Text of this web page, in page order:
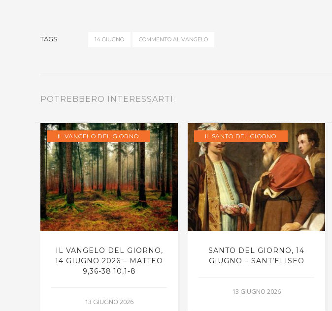
TAGS 14 GIUGNO COMMENTO AL VANGELO
POTREBBERO INTERESSARTI:
IL VANGELO DEL GIORNO
IL VANGELO DEL GIORNO,
14 GIUGNO 2026 – MATTEO
9,36-38.10,1-8
13 GIUGNO 2026
IL SANTO DEL GIORNO
SANTO DEL GIORNO, 14
GIUGNO – SANT’ELISEO
13 GIUGNO 2026